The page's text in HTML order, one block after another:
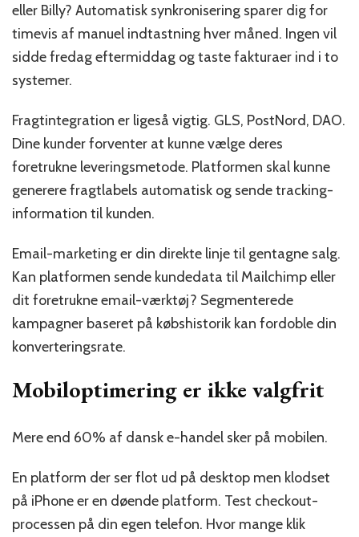
eller Billy? Automatisk synkronisering sparer dig for
timevis af manuel indtastning hver måned. Ingen vil
sidde fredag eftermiddag og taste fakturaer ind i to
systemer.
Fragtintegration er ligeså vigtig. GLS, PostNord, DAO.
Dine kunder forventer at kunne vælge deres
foretrukne leveringsmetode. Platformen skal kunne
generere fragtlabels automatisk og sende tracking-
information til kunden.
Email-marketing er din direkte linje til gentagne salg.
Kan platformen sende kundedata til Mailchimp eller
dit foretrukne email-værktøj? Segmenterede
kampagner baseret på købshistorik kan fordoble din
konverteringsrate.
Mobiloptimering er ikke valgfrit
Mere end 60% af dansk e-handel sker på mobilen.
En platform der ser flot ud på desktop men klodset
på iPhone er en døende platform. Test checkout-
processen på din egen telefon. Hvor mange klik